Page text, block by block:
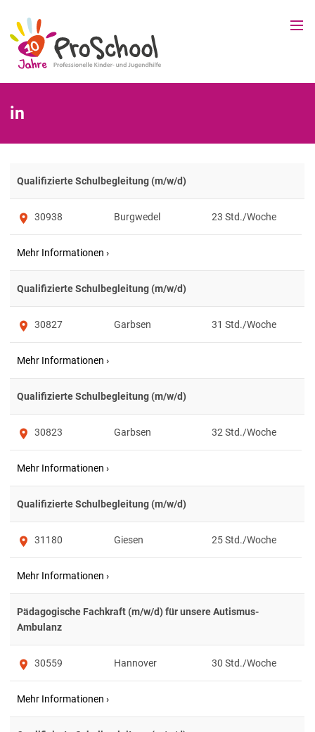
in
Qualifizierte Schulbegleitung (m/w/d)
30938 Burgwedel 23
Qualifizierte Schulbegleitung (m/w/d)
30827 Garbsen 31
Qualifizierte Schulbegleitung (m/w/d)
30823 Garbsen 32
Qualifizierte Schulbegleitung (m/w/d)
31180 Giesen 25
Pädagogische Fachkraft (m/w/d) für unsere Autismus-
Ambulanz
30559 Hannover 30